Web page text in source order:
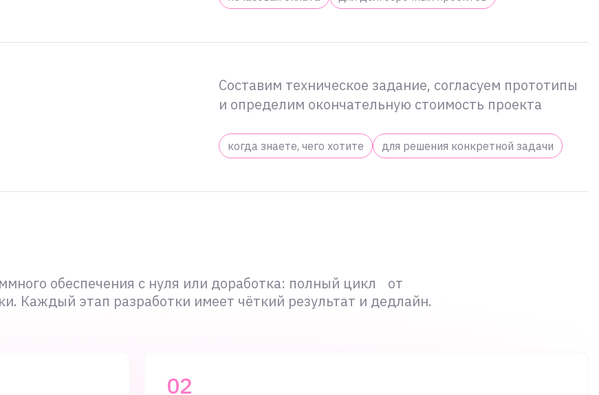
Составим техническое задание, согласуем прототипы
и определим окончательную стоимость проекта
когда знаете, чего хотите для решения конкретной задачи
обеспечения с нуля или доработка: полный цикл от
Каждый этап разработки имеет чёткий результат и дедлайн.